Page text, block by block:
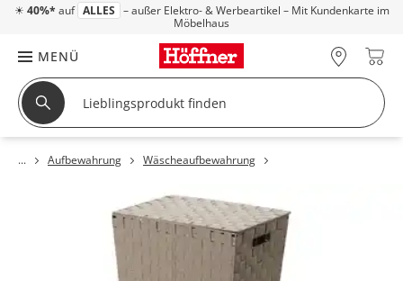
☀ 40%* auf ALLES – außer Elektro- & Werbeartikel – Mit Kundenkarte im
Möbelhaus
MENÜ
Aufbewahrung Wäscheaufbewahrung